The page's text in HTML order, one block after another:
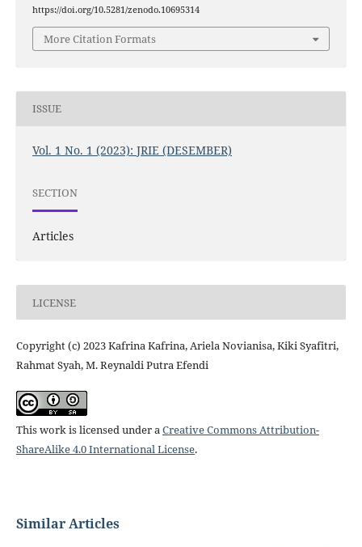
https://doi.org/10.5281/zenodo.10695314
More Citation Formats
ISSUE
Vol. 1 No. 1 (2023): JRIE (DESEMBER)
SECTION
Articles
LICENSE
Copyright (c) 2023 Kafrina Kafrina, Ariela Novianisa, Kiki Syafitri,
Rahmat Syah, M. Reynaldi Putra Efendi
This work is licensed under aCreative Commons Attribution-
ShareAlike 4.0 International License.
Similar Articles